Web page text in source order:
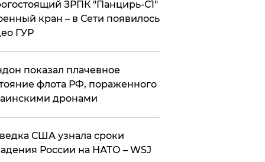
ЗРПК "Панцирь-С1"
кран – в Сети появилось
ГУР
показал плачевное
флота РФ, пораженного
дронами
США узнала сроки
России на НАТО – WSJ